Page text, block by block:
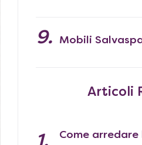
Mobili
Articoli
Come